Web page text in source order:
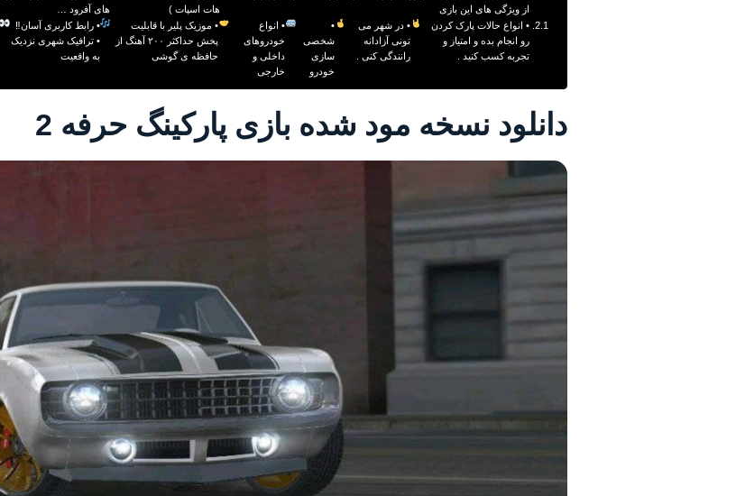
از ویژگی های این بازی
هات اسپات )
های آفرود …
• انواع حالات پارک کردن
رو انجام بده و امتیاز و
تجربه کسب کنید .
• در شهر می
تونی آزادانه
رانندگی کنی .
•
شخصی
سازی
خودرو
• انواع
خودروهای
داخلی و
خارجی
• موزیک پلیر با قابلیت
پخش حداکثر ۲۰۰ آهنگ از
حافظه ی گوشی
• رابط کاربری آسان‼
• ترافیک شهری نزدیک
به واقعیت
دانلود نسخه مود شده بازی پارکینگ حرفه 2